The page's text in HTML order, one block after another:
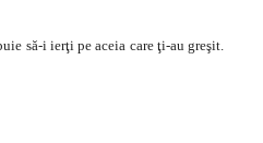
să-i ierţi pe aceia care ţi-au greşit.